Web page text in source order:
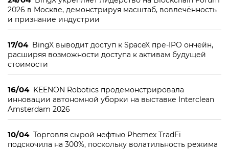
2026 в Москве, демонстрируя масштаб, вовлечённость
и признание индустрии
17/04 BingX выводит доступ к SpaceX пре-IPO ончейн,
расширяя возможности доступа к активам будущей
стоимости
16/04 KEENON Robotics продемонстрировала
инновации автономной уборки на выставке Interclean
Amsterdam 2026
10/04 Торговля сырой нефтью Phemex TradFi
подскочила на 300%, поскольку волатильность режима